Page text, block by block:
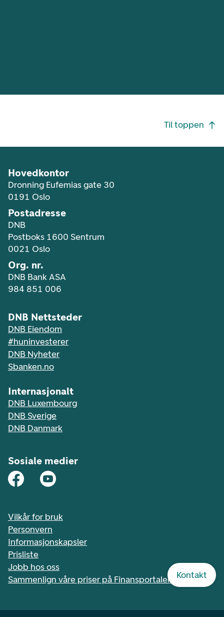
Kontakt
Til toppen
Hovedkontor
Dronning Eufemias gate 30
0191 Oslo
Postadresse
DNB
Postboks 1600 Sentrum
0021 Oslo
Org. nr.
DNB Bank ASA
984 851 006
DNB Nettsteder
DNB Eiendom
#huninvesterer
DNB Nyheter
Sbanken.no
Internasjonalt
DNB Luxembourg
DNB Sverige
DNB Danmark
Sosiale medier
Vilkår for bruk
Personvern
Informasjonskapsler
Prisliste
Jobb hos oss
Sammenlign våre priser på Finansportalen.no